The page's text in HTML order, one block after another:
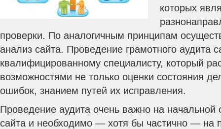
которых
проверки. По аналогичным принципам
анализ сайта. Проведение грамотного аудита
квалифицированному специалисту, который
возможностями не только оценки состояния
ошибок, знанием путей их исправления.
Проведение аудита очень важно на начальной
сайта и необходимо — хотя бы частично — на